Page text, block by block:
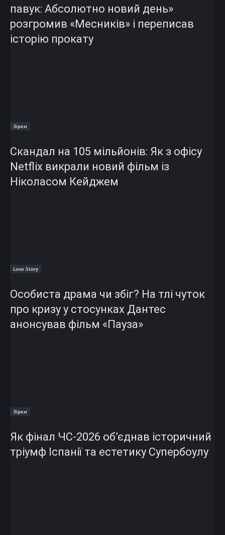
павук: Абсолютно новий день»
розгромив «Месників» і переписав
історію прокату
Зірки
Скандал на 105 мільйонів: Як з офісу
Netflix викрали новий фільм із
Ніколасом Кейджем
Love Story
Особиста драма чи збіг? На тлі чуток
про кризу у стосунках Дантес
анонсував фільм «Пауза»
Зірки
Як фінал ЧС-2026 об’єднав історичний
тріумф Іспанії та естетику Супербоулу